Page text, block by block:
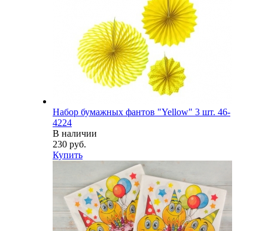
Набор бумажных фантов "Yellow" 3 шт. 46-
4224
В наличии
230 руб.
Купить